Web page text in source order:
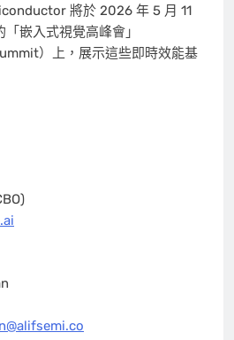
將於 2026 年 5 月 11
嵌入式視覺高峰會」
）上，展示這些即時效能基